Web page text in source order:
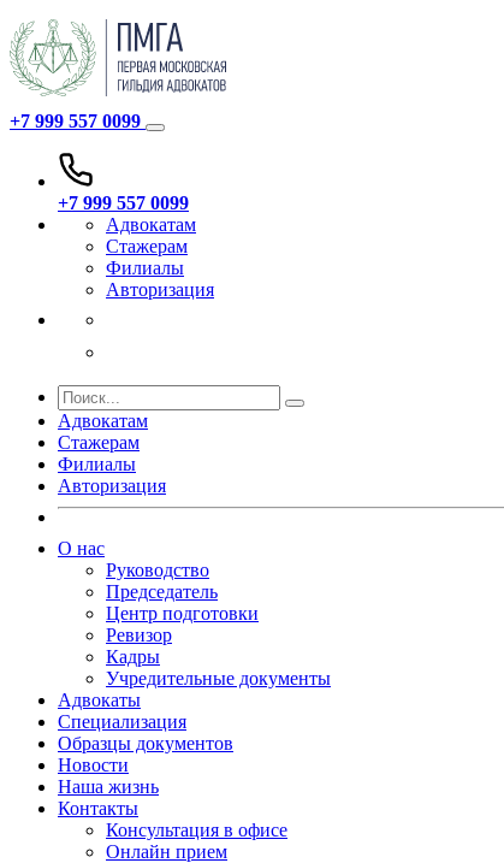
+7 999 557 0099
+7 999 557 0099
Адвокатам
Стажерам
Филиалы
Авторизация
Адвокатам
Стажерам
Филиалы
Авторизация
О нас
Руководство
Председатель
Центр подготовки
Ревизор
Кадры
Учредительные документы
Адвокаты
Специализация
Образцы документов
Новости
Наша жизнь
Контакты
Консультация в офисе
Онлайн прием